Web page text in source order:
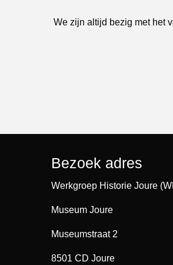
We zijn altijd bezig met het
Bezoek adres
Werkgroep Historie Joure
Museum Joure
Museumstraat 2
8501 CD Joure